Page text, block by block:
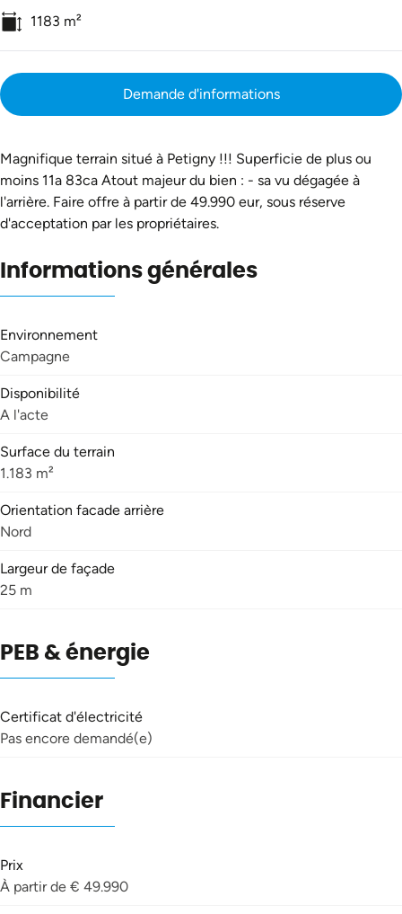
1183 m²
Demande d'informations
Magnifique terrain situé à Petigny !!! Superficie de plus ou
moins 11a 83ca Atout majeur du bien : - sa vu dégagée à
l'arrière. Faire offre à partir de 49.990 eur, sous réserve
d'acceptation par les propriétaires.
Informations générales
Environnement
Campagne
Disponibilité
A l'acte
Surface du terrain
1.183 m²
Orientation facade arrière
Nord
Largeur de façade
25 m
PEB & énergie
Certificat d'électricité
Pas encore demandé(e)
Financier
Prix
À partir de € 49.990